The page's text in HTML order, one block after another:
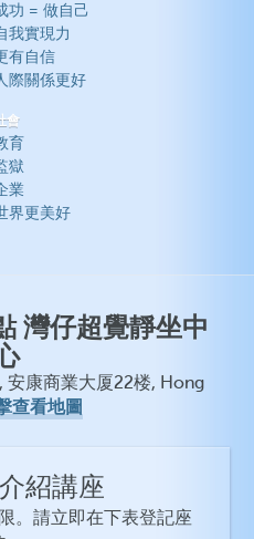
功 = 做自己
我實現力
有自信
際關係更好
會
育
獄
業
界更美好
灣仔超覺靜坐中
安康商業大厦22楼, Hong
查看地圖
紹講座
。請立即在下表登記座